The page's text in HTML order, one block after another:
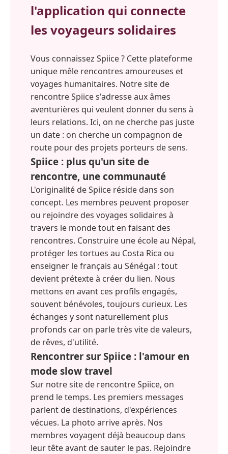
l'application qui connecte
les voyageurs solidaires
Vous connaissez Spiice ? Cette plateforme
unique mêle rencontres amoureuses et
voyages humanitaires. Notre site de
rencontre Spiice s'adresse aux âmes
aventurières qui veulent donner du sens à
leurs relations. Ici, on ne cherche pas juste
un date : on cherche un compagnon de
route pour des projets porteurs de sens.
Spiice : plus qu'un site de
rencontre, une communauté
L'originalité de Spiice réside dans son
concept. Les membres peuvent proposer
ou rejoindre des voyages solidaires à
travers le monde tout en faisant des
rencontres. Construire une école au Népal,
protéger les tortues au Costa Rica ou
enseigner le français au Sénégal : tout
devient prétexte à créer du lien. Nous
mettons en avant ces profils engagés,
souvent bénévoles, toujours curieux. Les
échanges y sont naturellement plus
profonds car on parle très vite de valeurs,
de rêves, d'utilité.
Rencontrer sur Spiice : l'amour en
mode slow travel
Sur notre site de rencontre Spiice, on
prend le temps. Les premiers messages
parlent de destinations, d'expériences
vécues. La photo arrive après. Nos
membres voyagent déjà beaucoup dans
leur tête avant de sauter le pas. Rejoindre